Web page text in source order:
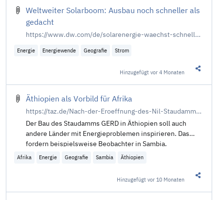
Weltweiter Solarboom: Ausbau noch schneller als
gedacht
https://www.dw.com/de/solarenergie-waechst-schneller-als-jede-andere-energieform-der-welt-billigster-strom-e-autos-heizen/a-76493916
Energie Energiewende Geografie Strom
Hinzugefügtvor 4 Monaten
Äthiopien als Vorbild für Afrika
https://taz.de/Nach-der-Eroeffnung-des-Nil-Staudamms/!6113623/
Der Bau des Staudamms GERD in Äthiopien soll auch
andere Länder mit Energieproblemen inspirieren. Das
fordern beispielsweise Beobachter in Sambia.
Afrika Energie Geografie Sambia Äthiopien
Hinzugefügtvor 10 Monaten